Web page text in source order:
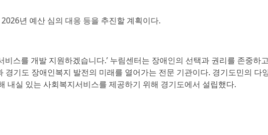
년 예산 심의 대응 등을 추진할 계획이다.
비스를 개발 지원하겠습니다.’ 누림센터는 장애인의 선택과 권리를 존중하
경기도 장애인복지 발전의 미래를 열어가는 전문 기관이다. 경기도민의 다
내실 있는 사회복지서비스를 제공하기 위해 경기도에서 설립했다.